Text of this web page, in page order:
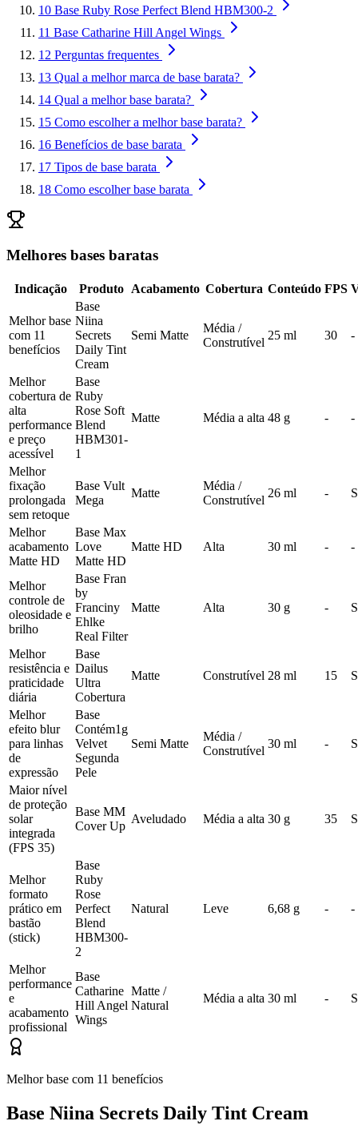
10 Base Ruby Rose Perfect Blend HBM300-2
11 Base Catharine Hill Angel Wings
12 Perguntas frequentes
13 Qual a melhor marca de base barata?
14 Qual a melhor base barata?
15 Como escolher a melhor base barata?
16 Benefícios de base barata
17 Tipos de base barata
18 Como escolher base barata
Melhores bases baratas
Indicação Produto Acabamento Cobertura Conteúdo FPS
Melhor base
com 11
benefícios
Base
Niina
Secrets
Daily Tint
Cream
Semi Matte
Média /
Construtível
25 ml 30 -
Melhor
cobertura de
alta
performance
e preço
acessível
Base
Ruby
Rose Soft
Blend
HBM301-
1
Matte Média a alta 48 g - -
Melhor
fixação
prolongada
sem retoque
Base Vult
Mega
Matte
Média /
Construtível
26 ml -
Melhor
acabamento
Matte HD
Base Max
Love
Matte HD
Matte HD Alta 30 ml - -
Melhor
controle de
oleosidade e
brilho
Base Fran
by
Franciny
Ehlke
Real Filter
Matte Alta 30 g -
Melhor
resistência e
praticidade
diária
Base
Dailus
Ultra
Cobertura
Matte Construtível 28 ml 15
Melhor
efeito blur
para linhas
de
expressão
Base
Contém1g
Velvet
Segunda
Pele
Semi Matte
Média /
Construtível
30 ml -
Maior nível
de proteção
solar
integrada
(FPS 35)
Base MM
Cover Up
Aveludado Média a alta 30 g 35
Melhor
formato
prático em
bastão
(stick)
Base
Ruby
Rose
Perfect
Blend
HBM300-
2
Natural Leve 6,68 g - -
Melhor
performance
e
acabamento
profissional
Base
Catharine
Hill Angel
Wings
Matte /
Natural
Média a alta 30 ml -
Melhor base com 11 benefícios
Base Niina Secrets Daily Tint Cream